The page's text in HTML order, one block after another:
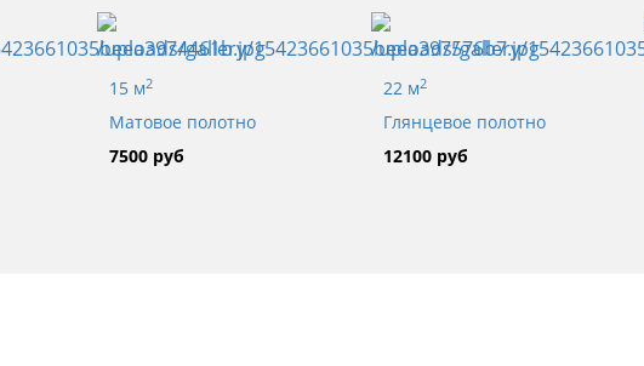
15 м2
Матовое полотно
7500 руб
22 м2
Глянцевое полотно
12100 руб